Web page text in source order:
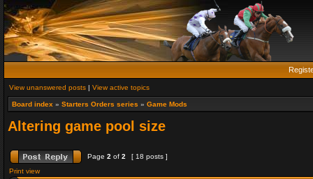
View unanswered posts | View active topics
Board index » Starters Orders series » Game Mods
Altering game pool size
Page 2 of 2
[ 18 posts ]
Print view